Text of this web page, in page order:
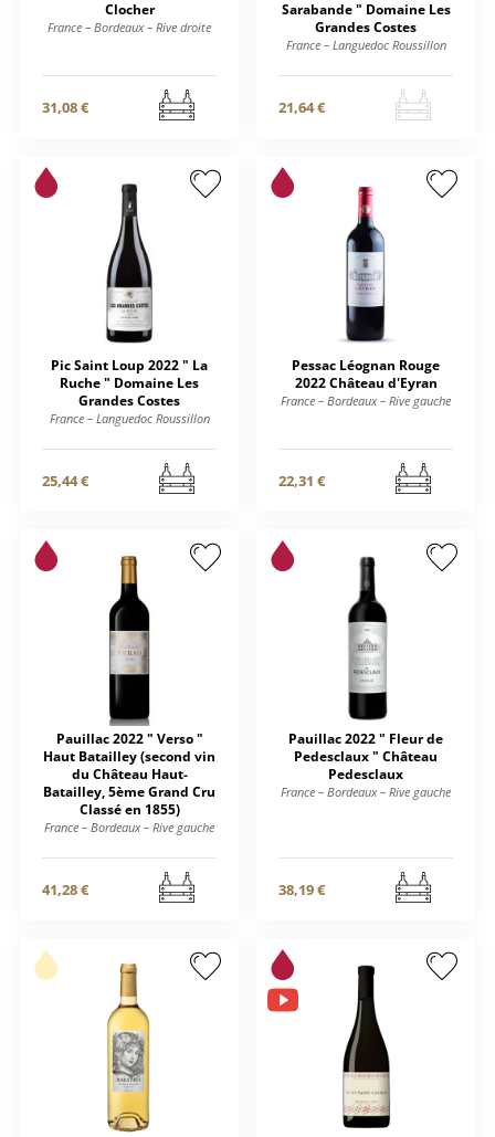
Clocher
France – Bordeaux – Rive droite
31,08 €
Sarabande " Domaine Les
Grandes Costes
France – Languedoc Roussillon
21,64 €
Pic Saint Loup 2022 " La
Ruche " Domaine Les
Grandes Costes
France – Languedoc Roussillon
25,44 €
Pessac Léognan Rouge
2022 Château d'Eyran
France – Bordeaux – Rive gauche
22,31 €
Pauillac 2022 " Verso "
Haut Batailley (second vin
du Château Haut-
Batailley, 5ème Grand Cru
Classé en 1855)
France – Bordeaux – Rive gauche
41,28 €
Pauillac 2022 " Fleur de
Pedesclaux " Château
Pedesclaux
France – Bordeaux – Rive gauche
38,19 €